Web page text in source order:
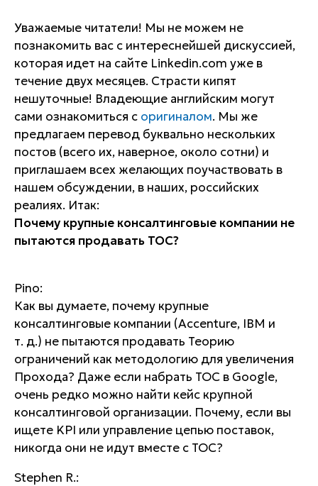
Уважаемые читатели! Мы не можем не
познакомить вас с интереснейшей дискуссией,
которая идет на сайте Linkedin.com уже в
течение двух месяцев. Страсти кипят
нешуточные! Владеющие английским могут
сами ознакомиться с оригиналом. Мы же
предлагаем перевод буквально нескольких
постов (всего их, наверное, около сотни) и
приглашаем всех желающих поучаствовать в
нашем обсуждении, в наших, российских
реалиях. Итак:
Почему крупные консалтинговые компании не
пытаются продавать ТОС?
Pino:
Как вы думаете, почему крупные
консалтинговые компании (Accenture, IBM и
т. д.) не пытаются продавать Теорию
ограничений как методологию для увеличения
Прохода? Даже если набрать ТОС в Google,
очень редко можно найти кейс крупной
консалтинговой организации. Почему, если вы
ищете KPI или управление цепью поставок,
никогда они не идут вместе с ТОС?
Stephen R.: